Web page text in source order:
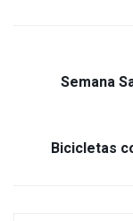
Semana
Bicicletas